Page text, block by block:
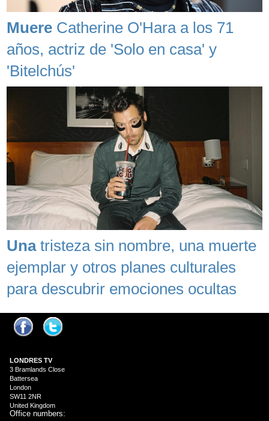
Muere Catherine O'Hara a los 71
años, actriz de 'Solo en casa' y
'Bitelchús'
Unatristeza sin nombre, una muerte
ejemplar y otros planes culturales
para descubrir emociones ocultas
LONDRES TV
3 Bramlands Close
Battersea
London
SW11 2NR
United Kingdom
Office numbers: